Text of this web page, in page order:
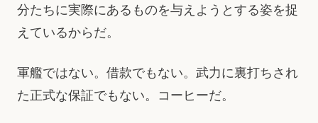
分たちに実際にあるものを与えようとする姿を捉
えているからだ。
軍艦ではない。借款でもない。武力に裏打ちされ
た正式な保証でもない。コーヒーだ。